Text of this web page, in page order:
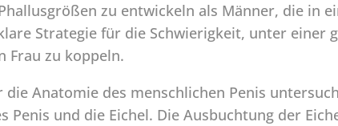
zu entwickeln als Männer, die in
Strategie für die Schwierigkeit, unter
Frau zu koppeln.
die Anatomie des menschlichen Penis
Penis und die Eichel. Die Ausbuchtung der